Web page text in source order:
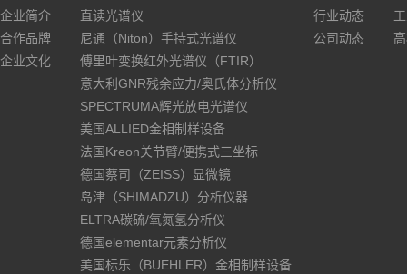
企业简介
合作品牌
企业文化
直读光谱仪
尼通（Niton）手持式光谱仪
傅里叶变换红外光谱仪（FTIR）
意大利GNR残余应力/奥氏体分析仪
SPECTRUMA辉光放电光谱仪
美国ALLIED金相制样设备
法国Kreon关节臂/便携式三坐标
德国蔡司（ZEISS）显微镜
岛津（SHIMADZU）分析仪器
ELTRA碳硫/氧氮氢分析仪
德国elementar元素分析仪
美国标乐（BUEHLER）金相制样设备
行业动态
公司动态